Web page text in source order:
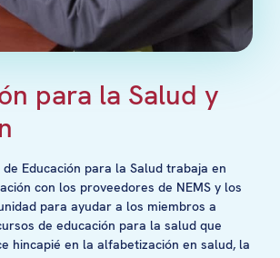
para la Salud y
Educación para la Salud trabaja en
con los proveedores de NEMS y los
para ayudar a los miembros a
de educación para la salud que
hincapié en la alfabetización en salud, la